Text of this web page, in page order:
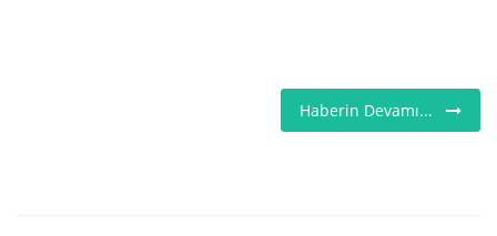
Haberin Devamı...